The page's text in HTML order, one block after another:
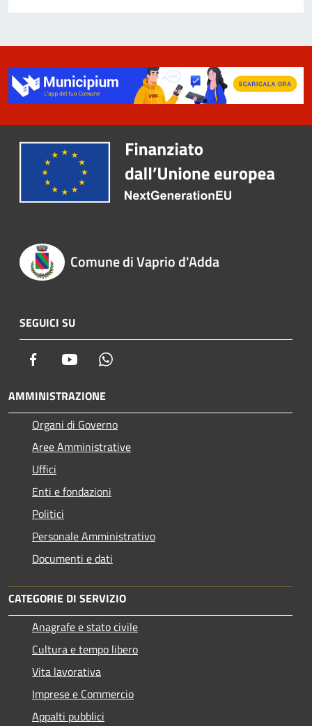
Comune di Vaprio d'Adda
SEGUICI SU
Facebook Youtube
AMMINISTRAZIONE
Organi di Governo
Aree Amministrative
Uffici
Enti e fondazioni
Politici
Personale Amministrativo
Documenti e dati
CATEGORIE DI SERVIZIO
Anagrafe e stato civile
Cultura e tempo libero
Vita lavorativa
Imprese e Commercio
Appalti pubblici